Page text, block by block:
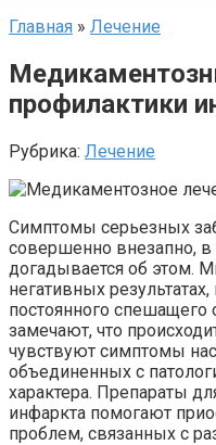
Главная » Лечение
профилактики
Рубрика: Лечение
Симптомы серьезных
совершенно внезапно, в
догадывается об этом.
негативных
постоянного
замечают, что
чувствуют симптомы
объединенных с
характера. Препараты
инфаркта помогают
проблем, связанных с